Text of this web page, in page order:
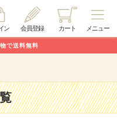
メニュー
カート
会員登録
ン
で送料無料